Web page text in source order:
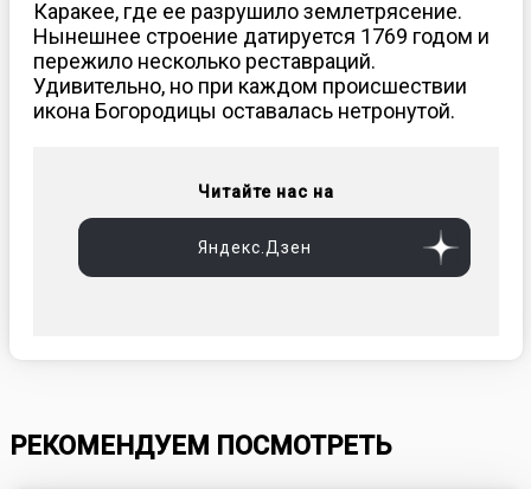
Каракее, где ее разрушило землетрясение.
Нынешнее строение датируется 1769 годом и
пережило несколько реставраций.
Удивительно, но при каждом происшествии
икона Богородицы оставалась нетронутой.
Читайте нас на
Яндекс.Дзен
РЕКОМЕНДУЕМ ПОСМОТРЕТЬ